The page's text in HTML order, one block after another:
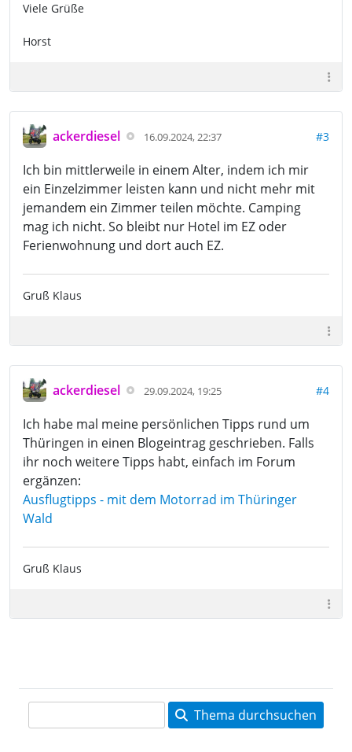
Viele Grüße
Horst
ackerdiesel 16.09.2024, 22:37 #3
Ich bin mittlerweile in einem Alter, indem ich mir
ein Einzelzimmer leisten kann und nicht mehr mit
jemandem ein Zimmer teilen möchte. Camping
mag ich nicht. So bleibt nur Hotel im EZ oder
Ferienwohnung und dort auch EZ.
Gruß Klaus
ackerdiesel 29.09.2024, 19:25 #4
Ich habe mal meine persönlichen Tipps rund um
Thüringen in einen Blogeintrag geschrieben. Falls
ihr noch weitere Tipps habt, einfach im Forum
ergänzen:
Ausflugtipps - mit dem Motorrad im Thüringer
Wald
Gruß Klaus
Thema durchsuchen